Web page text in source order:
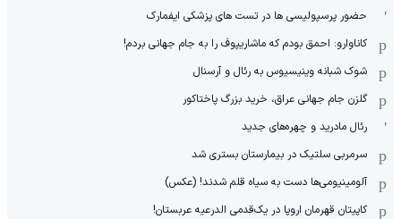
حضور پرسپولیسی ها در تست های پزشکی ایفمارک
کاناوارو: احمق بودم که ماشاریپوف را به جام جهانی بردم!
شوک شبانه وینیسیوس به رئال و آرسنال
گلزن جام جهانی عراق، خرید بزرگ پاختاکور
رئال مادرید و چهره‌های جدید
سرمربی سلتیک در بیمارستان بستری شد
آلومینیومی‌ها دست به سیاه قلم شدند! (عکس)
کاپیتان قهرمان اروپا در یک‌قدمی الدرعیه عربستان!